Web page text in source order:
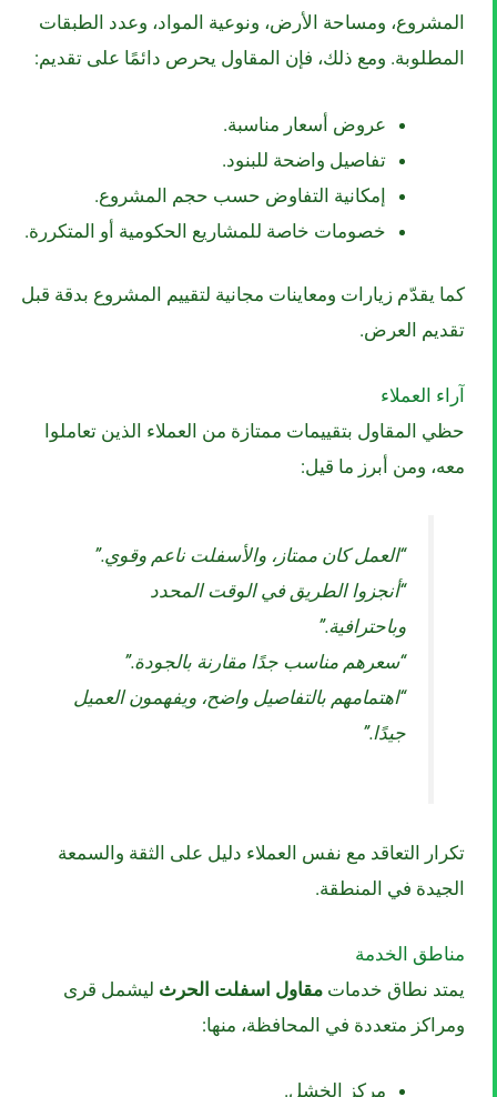
المشروع، ومساحة الأرض، ونوعية المواد، وعدد الطبقات
المطلوبة. ومع ذلك، فإن المقاول يحرص دائمًا على تقديم:
عروض أسعار مناسبة.
تفاصيل واضحة للبنود.
إمكانية التفاوض حسب حجم المشروع.
خصومات خاصة للمشاريع الحكومية أو المتكررة.
كما يقدّم زيارات ومعاينات مجانية لتقييم المشروع بدقة قبل
تقديم العرض.
آراء العملاء
حظي المقاول بتقييمات ممتازة من العملاء الذين تعاملوا
معه، ومن أبرز ما قيل:
“العمل كان ممتاز، والأسفلت ناعم وقوي.”
“أنجزوا الطريق في الوقت المحدد
وباحترافية.”
“سعرهم مناسب جدًا مقارنة بالجودة.”
“اهتمامهم بالتفاصيل واضح، ويفهمون العميل
جيدًا.”
تكرار التعاقد مع نفس العملاء دليل على الثقة والسمعة
الجيدة في المنطقة.
مناطق الخدمة
يمتد نطاق خدمات مقاول اسفلت الحرث ليشمل قرى
ومراكز متعددة في المحافظة، منها:
مركز الخشل.